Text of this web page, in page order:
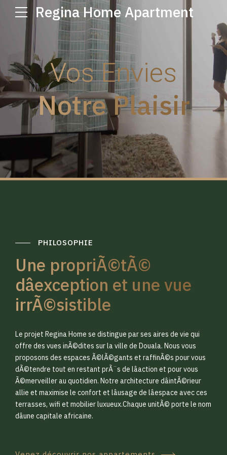
Regina Home Apartment
Vos Envies
Notre Plaisir
PHILOSOPHIE
Une propriÃ©tÃ©
dâexception et une vue
irrÃ©sistible
Le projet Regina Home se distingue par ses aires de vie qui
offre des vues inÃ©dites sur la ville de Douala. Nous vous
proposons des espaces Ã©lÃ©gants et raffinÃ©s pour vous
dÃ©tendre tout en restant prÃ¨s de lâaction et pour vous
Ã©merveiller au quotidien. Notre architecture dâintÃ©rieur
allie et maximise le confort et lâusage de lâespace avec ces
terrasses, wifi et mobilier luxueux.Chaque unitÃ© porte le nom
dâune capitale africaine.
0
1
2
3
0
1
2
3